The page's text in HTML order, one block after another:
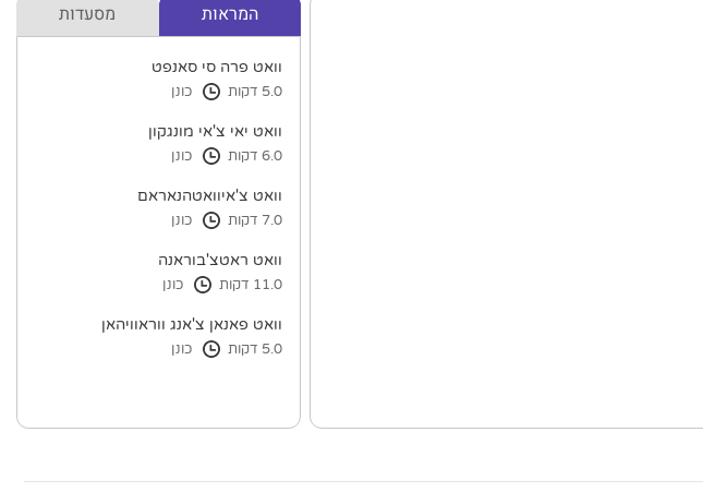
המראות מסעדות
וואט פרה סי סאנפט
5.0 דקות כונן
וואט יאי צ'אי מונגקון
6.0 דקות כונן
וואט צ'איוואטהנאראם
7.0 דקות כונן
וואט ראטצ'בוראנה
11.0 דקות כונן
וואט פאנאן צ'אנג ווראוויהאן
5.0 דקות כונן